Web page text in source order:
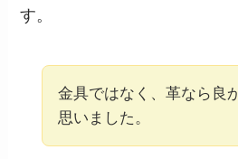
す。
金具ではなく、革なら良
思いました。